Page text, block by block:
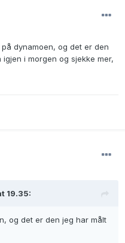
dynamoen, og det er den
i morgen og sjekke mer,
19.35:
og det er den jeg har målt